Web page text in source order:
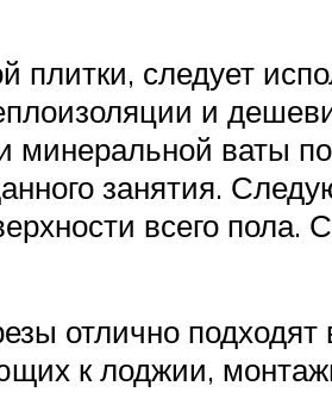
плитки, следует
и
ваты
занятия.
всего пола.
отлично подходят
к лоджии,